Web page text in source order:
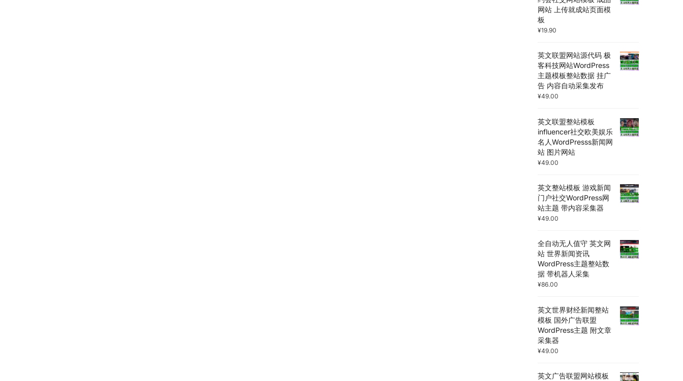
网站 上传就成站页面模
板
¥19.90
英文联盟网站源代码 极
客科技网站WordPress
主题模板整站数据 挂广
告 内容自动采集发布
¥49.00
英文联盟整站模板
influencer社交欧美娱乐
名人WordPresss新闻网
站 图片网站
¥49.00
英文整站模板 游戏新闻
门户社交WordPress网
站主题 带内容采集器
¥49.00
全自动无人值守 英文网
站 世界新闻资讯
WordPress主题整站数
据 带机器人采集
¥86.00
英文世界财经新闻整站
模板 国外广告联盟
WordPress主题 附文章
采集器
¥49.00
英文广告联盟网站模板